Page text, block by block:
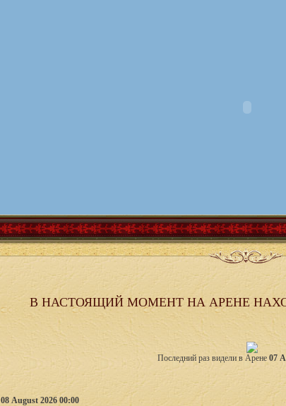
В НАСТОЯЩИЙ МОМЕНТ НА АРЕНЕ
Последний раз видели в Арене 07
08 August 2026 00:00